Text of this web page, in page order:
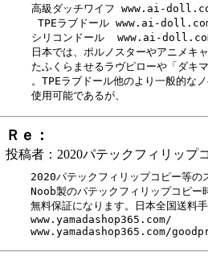
高級ダッチワイフ www.ai-
TPEラブドール www.ai-
シリコンドール  www.ai-
日本では、ポルノスターやアニメキ
たふくらませるラヴピローや「ダキ
。TPEラブドール他のより一般的な
使用可能であるが、
Ｒｅ：
投稿者：2020パテックフィリップ
2020パテックフィリップコピー等の
Noob製のパテックフィリップコピ
無料保証になります。日本全国送料
www.yamadashop365.com/